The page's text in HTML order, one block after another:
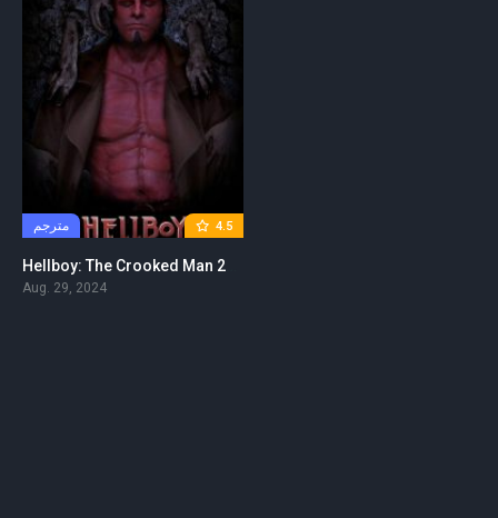
4.5 مترجم
Aug. 29, 2024